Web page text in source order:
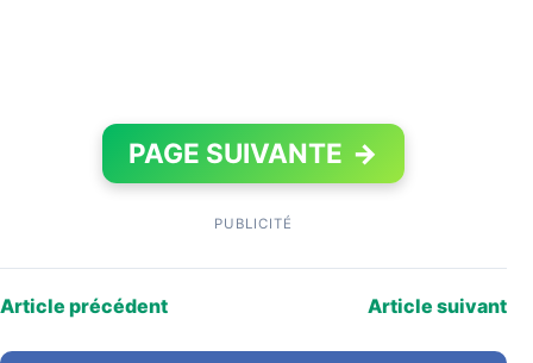
PAGE SUIVANTE →
PUBLICITÉ
Article précédent Article suivant